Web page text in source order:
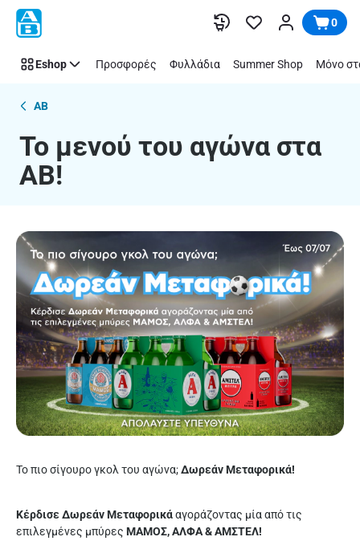
Παράλειψη
μενού
αγώνα
0
Eshop Προσφορές Φυλλάδια Summer Shop Μόνο
AB
Το μενού του αγώνα στα
ΑΒ!
Το πιο σίγουρο γκολ του αγώνα;Δωρεάν Μεταφορικά!
Κέρδισε Δωρεάν Μεταφορικάαγοράζοντας μία από τις
επιλεγμένες μπύρες MAMOΣ, ΑΛΦΑ & ΑΜΣΤΕΛ!